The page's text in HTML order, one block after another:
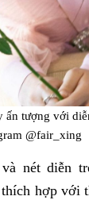
ấn tượng với
@fair_xing
nét diễn
hợp với